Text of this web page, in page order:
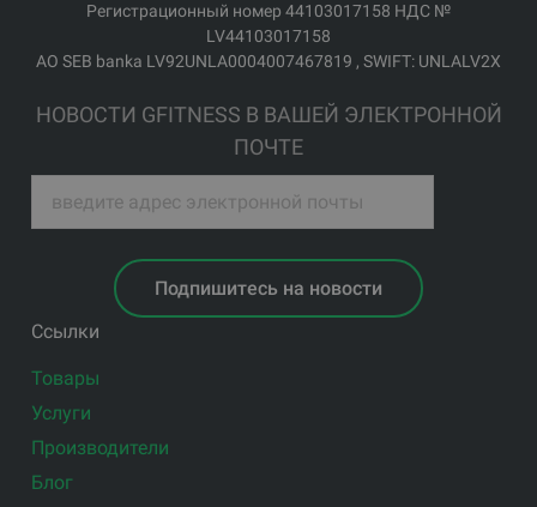
Регистрационный номер 44103017158 НДС №
LV44103017158
АО SEB banka LV92UNLA0004007467819 , SWIFT: UNLALV2X
НОВОСТИ GFITNESS В ВАШЕЙ ЭЛЕКТРОННОЙ
ПОЧТЕ
Подпишитесь на новости
Ссылки
Товары
Услуги
Производители
Блог